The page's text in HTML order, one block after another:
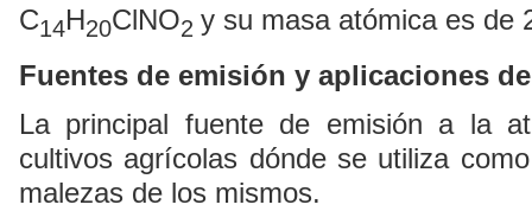
C14H20ClNO2 y su masa atómica es de
Fuentes de emisión y aplicaciones
La principal fuente de emisión a la
cultivos agrícolas dónde se utiliza
malezas de los mismos.